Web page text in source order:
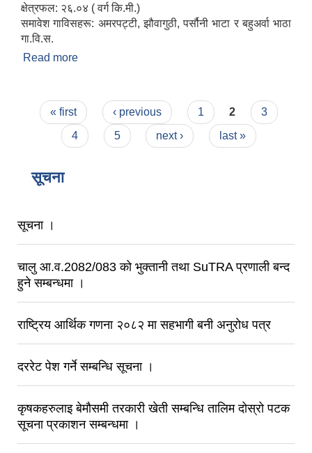
क्षेत्रफल: २६.०४ ( वर्ग कि.मी.)
समावेश गाविसहरू: अमरपट्टी, झौवागुठी, पर्सौनी भाटा र बहुअर्वा भाठा
गा.वि.स.
Read more
Pages
« first ‹ previous 1 2
3
4
5 next › last »
सूचना
सूचना ।
चालु आ.व.2082/083 को भुक्तानी तथा SuTRA प्रणाली बन्द
हुने सम्बन्धमा ।
राष्ट्रिय आर्थिक गणना २०८२ मा सहभागी बनी अनुराेध पत्र
दररेट पेश गर्ने सम्बन्धि सूचना ।
कृषकहरुलाइ बेमाैसमी तरकारी खेती सम्बन्धि तालिम दोस्रो पटक
सूचना प्रकाशन सम्बन्धमा ।